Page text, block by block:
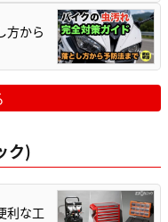
方から
ク)
利な工